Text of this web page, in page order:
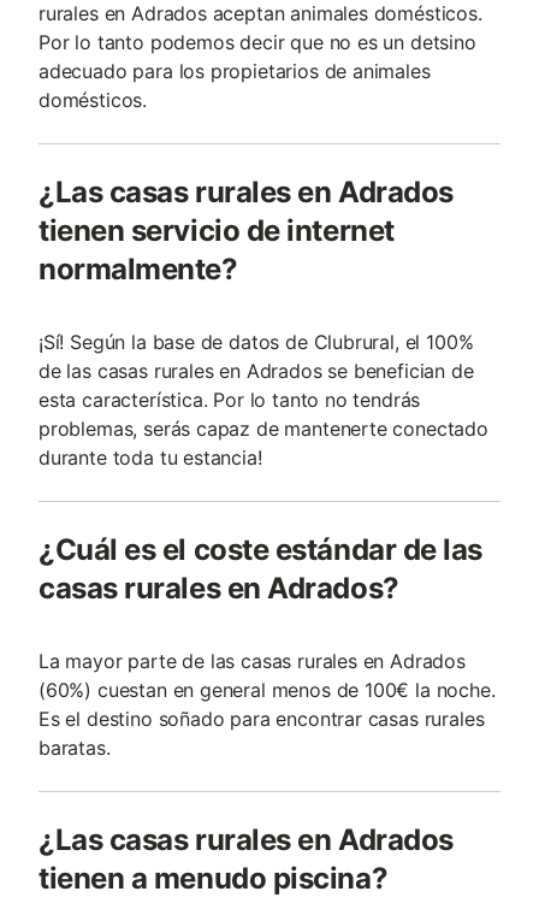
rurales en Adrados aceptan animales domésticos.
Por lo tanto podemos decir que no es un detsino
adecuado para los propietarios de animales
domésticos.
¿Las casas rurales en Adrados
tienen servicio de internet
normalmente?
¡Sí! Según la base de datos de Clubrural, el 100%
de las casas rurales en Adrados se benefician de
esta característica. Por lo tanto no tendrás
problemas, serás capaz de mantenerte conectado
durante toda tu estancia!
¿Cuál es el coste estándar de las
casas rurales en Adrados?
La mayor parte de las casas rurales en Adrados
(60%) cuestan en general menos de 100€ la noche.
Es el destino soñado para encontrar casas rurales
baratas.
¿Las casas rurales en Adrados
tienen a menudo piscina?